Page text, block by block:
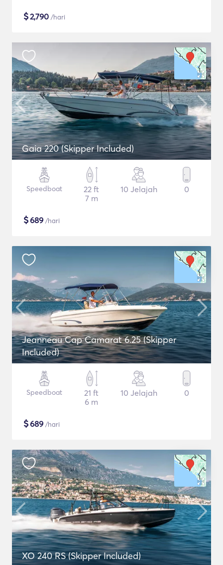
$2,790 /hari
Gaia 220 (Skipper Included)
Speedboat
22 ft
7 m
10 Jelajah 0
$689 /hari
Jeanneau Cap Camarat 6.25 (Skipper
Included)
Speedboat
21 ft
6 m
10 Jelajah 0
$689 /hari
XO 240 RS (Skipper Included)